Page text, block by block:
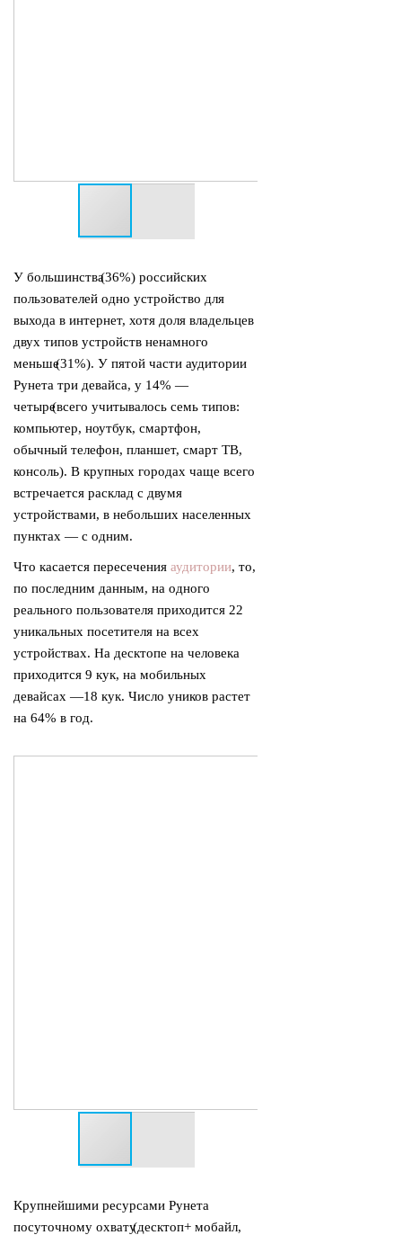
У большинства(36%) российских
пользователей одно устройство для
выхода в интернет, хотя доля владельцев
двух типов устройств ненамного
меньше(31%). У пятой части аудитории
Рунета три девайса, у 14% —
четыре(всего учитывалось семь типов:
компьютер, ноутбук, смартфон,
обычный телефон, планшет, смарт ТВ,
консоль). В крупных городах чаще всего
встречается расклад с двумя
устройствами, в небольших населенных
пунктах — с одним.
Что касается пересечения аудитории, то,
по последним данным, на одного
реального пользователя приходится 22
уникальных посетителя на всех
устройствах. На десктопе на человека
приходится 9 кук, на мобильных
девайсах —18 кук. Число уников растет
на 64% в год.
Крупнейшими ресурсами Рунета
посуточному охвату(десктоп+ мобайл,